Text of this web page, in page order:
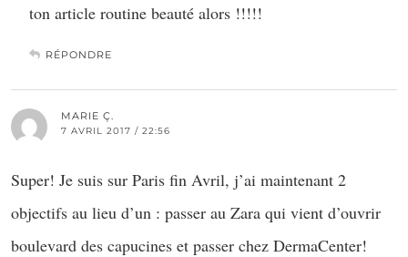
ton article routine beauté alors !!!!!
RÉPONDRE
MARIE Ç.
7 AVRIL 2017 / 22:56
Super! Je suis sur Paris fin Avril, j’ai maintenant 2
objectifs au lieu d’un : passer au Zara qui vient d’ouvrir
boulevard des capucines et passer chez DermaCenter!